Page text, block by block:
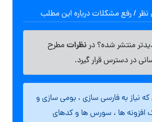
/ رفع مشکلات درباره این مطلب
منتشر شده؟ درنظراتمطرح
در دسترس قرار گیرد.
نیاز به فارسی سازی ، بومی سازی و
افزونه ها ، سورس ها و کدهای